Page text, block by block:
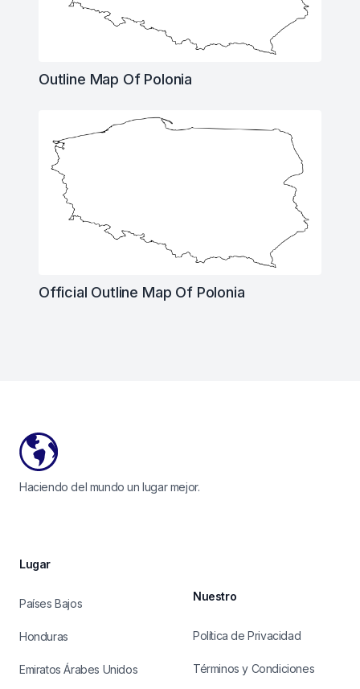
Outline Map Of Polonia
Official Outline Map Of Polonia
Haciendo del mundo un lugar mejor.
Lugar
Países Bajos
Honduras
Emiratos Árabes Unidos
Nuestro
Política de Privacidad
Términos y Condiciones